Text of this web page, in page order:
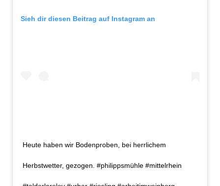
Sieh dir diesen Beitrag auf Instagram an
Heute haben wir Bodenproben, bei herrlichem
Herbstwetter, gezogen. #philippsmühle #mittelrhein